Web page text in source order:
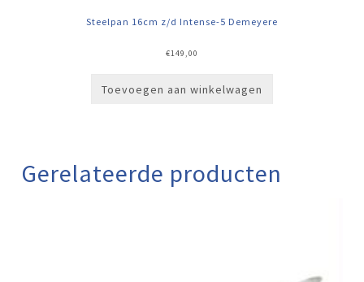
Steelpan 16cm z/d Intense-5 Demeyere
€149,00
Toevoegen aan winkelwagen
Gerelateerde producten